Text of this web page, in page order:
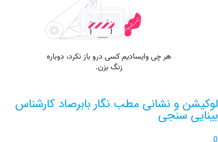
و نشانی مطب نگار بابرصاد کارشناس
سنجی